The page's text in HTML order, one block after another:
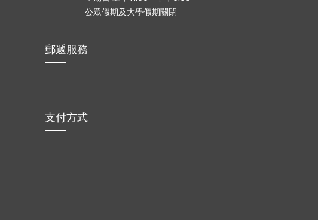
公眾假期及大學假期關閉
郵遞服務
支付方式